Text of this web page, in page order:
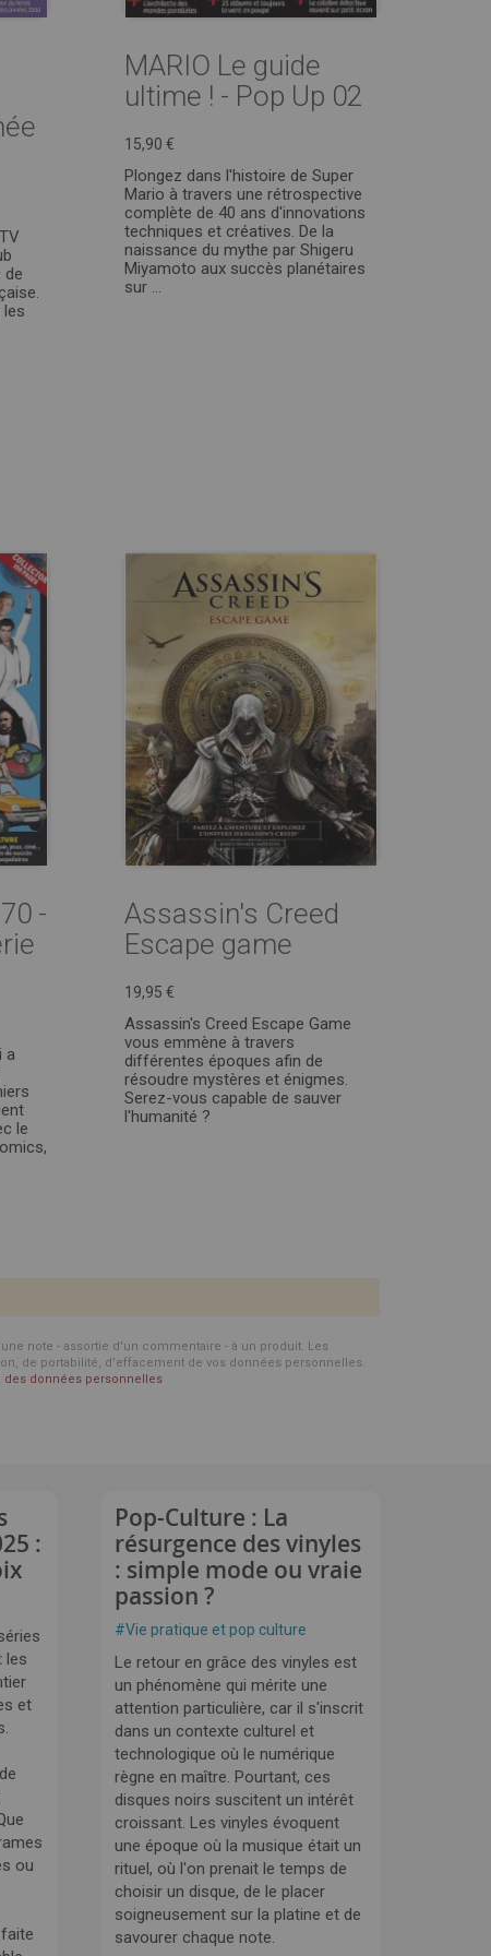
de
les
MARIO Le guide
ultime ! - Pop Up 02
15,90 €
Plongez dans l'histoire de Super
Mario à travers une rétrospective
complète de 40 ans d'innovations
techniques et créatives. De la
naissance du mythe par Shigeru
Miyamoto aux succès planétaires
sur ...
-
a
le
Assassin's Creed
Escape game
19,95 €
Assassin's Creed Escape Game
vous emmène à travers
différentes époques afin de
résoudre mystères et énigmes.
Serez-vous capable de sauver
l'humanité ?
note - assortie d'un commentaire - à un produit. Les
de portabilité, d’effacement de vos données personnelles.
données personnelles
:
les
et
ou
Pop-Culture : La
résurgence des vinyles
: simple mode ou vraie
passion ?
#Vie pratique et pop culture
Le retour en grâce des vinyles est
un phénomène qui mérite une
attention particulière, car il s'inscrit
dans un contexte culturel et
technologique où le numérique
règne en maître. Pourtant, ces
disques noirs suscitent un intérêt
croissant. Les vinyles évoquent
une époque où la musique était un
rituel, où l'on prenait le temps de
choisir un disque, de le placer
soigneusement sur la platine et de
savourer chaque note.